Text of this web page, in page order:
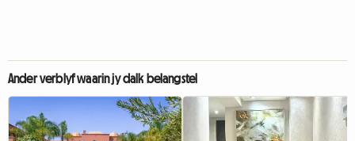
Ander verblyf waarin jy dalk belangstel